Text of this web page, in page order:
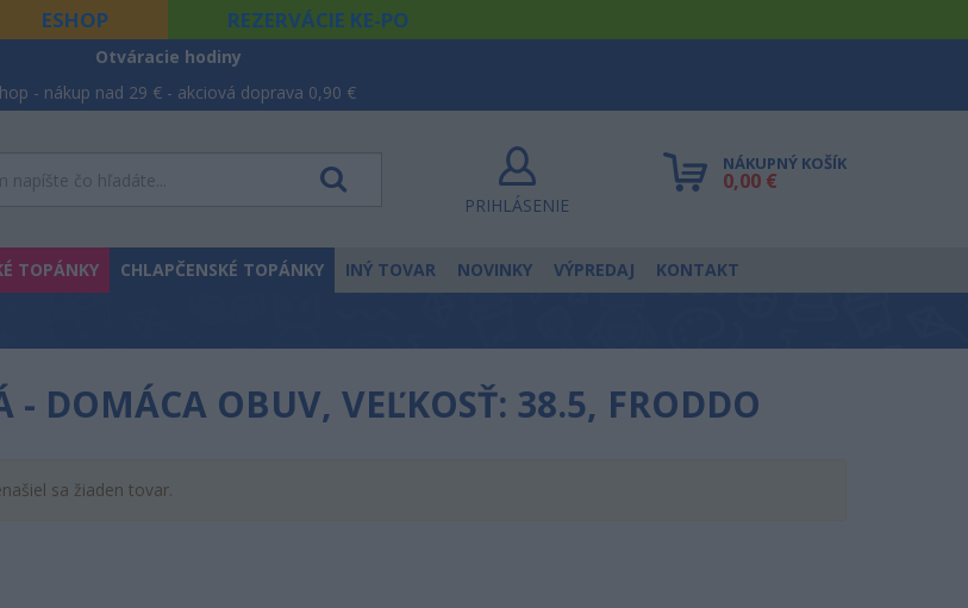
ESHOP REZERVÁCIE KE-PO
Otváracie hodiny
- nákup nad 29 € - akciová doprava 0,90 €
PRIHLÁSENIE
NÁKUPNÝ KOŠÍK
0,00 €
TOPÁNKY CHLAPČENSKÉ TOPÁNKY INÝ TOVAR NOVINKY VÝPREDAJ KONTAKT
- DOMÁCA OBUV, VEĽKOSŤ: 38.5, FRODDO
sa žiaden tovar.